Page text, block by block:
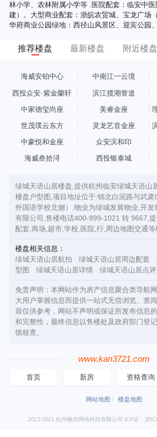
林小学、农林附属小学等 .医院配套：临安中
建）。大型商业配套：浙皖农贸城、宝龙广场
华府商业公园绿地：西径山风景区、迎宾公园
推荐楼盘 最新楼盘 附近楼盘
海威安铂中心 中南江一云境
西投众安·紫金蘭轩 滨江揽潮誉道
中家德玺尚座 美睿金座
世茂璞云东方 灵龙艺音金座
中豪悦和金座 众安滨和印
海威叁拾浔 西投银泰城
绿城天语山居楼盘,提供杭州临安绿城天语山
楼盘户型图,项目地址位于:锦北白泥路与武肃
外国语学校北侧）,物业为绿城发展物业,开发
有限公司,售楼电话400-999-1021 转 9667,
配套,商场,超市,学校,医院,行,周边地图交通等
楼盘相关信息：
绿城天语山居航拍
绿城天语山居周边配套
型图
绿城天语山居详情 绿城天语山居点评
免责声明：本网站作为房产信息聚合类导航
大用户掌握信息而提供一站式无偿浏览、查
容仅供参考，网站不声明或保证所发布信息
和完整性，最终信息以售楼处及政府部门登
慎核查。
www.kan3721.com
首页 新房 资格查询
网站地图 楼盘地图
2013-2021 杭州畅房网络科技有限公司 ICP证：浙